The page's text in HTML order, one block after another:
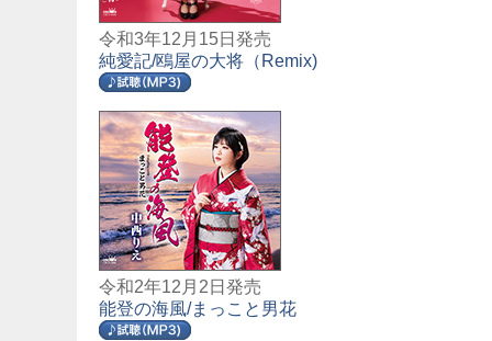
令和3年12月15日発売
純愛記/鴎屋の大将（Remix)
令和2年12月2日発売
能登の海風/まっこと男花